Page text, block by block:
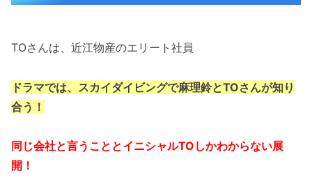
TOさんは、近江物産のエリート社員
ドラマでは、スカイダイビングで麻理鈴とTOさんが知り
合う！
同じ会社と言うこととイニシャルTOしかわからない展
開！